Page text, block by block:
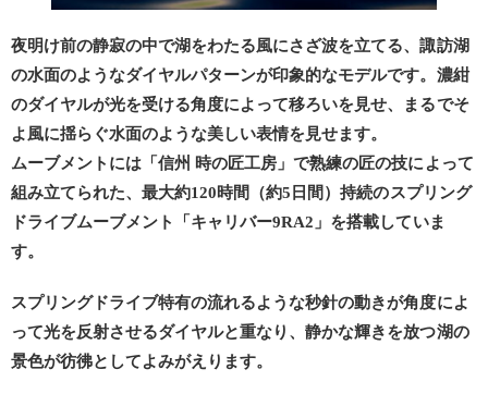
夜明け前の静寂の中で湖をわたる風にさざ波を立てる、諏訪湖
の水面のようなダイヤルパターンが印象的なモデルです。濃紺
のダイヤルが光を受ける角度によって移ろいを見せ、まるでそ
よ風に揺らぐ水面のような美しい表情を見せます。
ムーブメントには「信州 時の匠工房」で熟練の匠の技によって
組み立てられた、最大約120時間（約5日間）持続のスプリング
ドライブムーブメント「キャリバー9RA2」を搭載していま
す。
スプリングドライブ特有の流れるような秒針の動きが角度によ
って光を反射させるダイヤルと重なり、静かな輝きを放つ湖の
景色が彷彿としてよみがえります。